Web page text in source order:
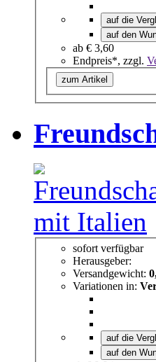
auf die
auf den
ab € 3,60
Endpreis*, zzgl.
zum Artikel
sofort verfügbar
Herausgeber:
Versandgewicht:
Variationen in:
auf die
auf den